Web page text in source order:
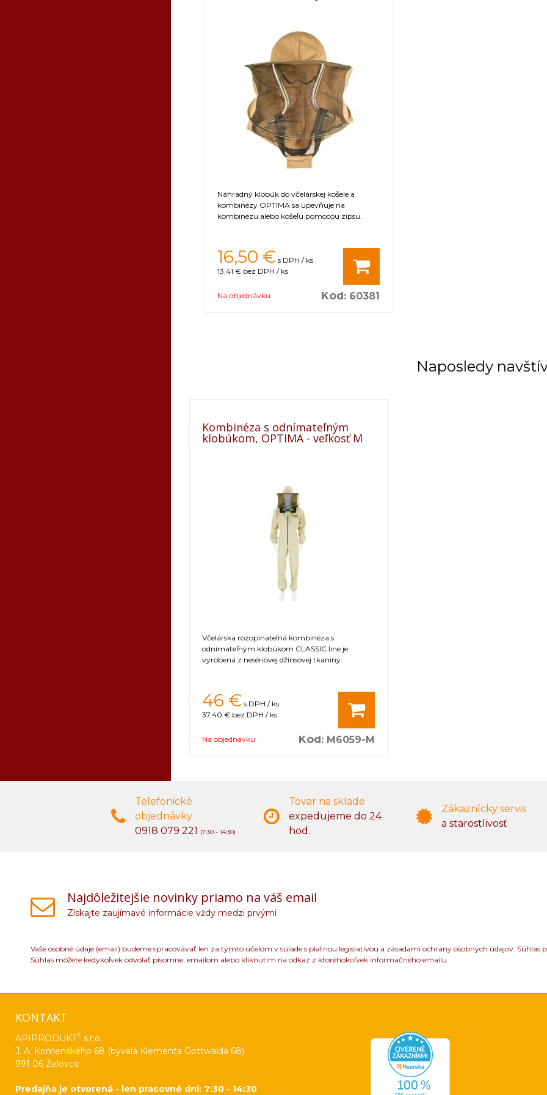
Náhradný klobúk do včelárskej košele a
kombinézy OPTIMA sa upevňuje na
kombinézu alebo košeľu pomocou zipsu.
16,50 € s DPH / ks
13,41 € bez DPH / ks
Na objednávku Kód: 60381
Naposledy
Kombinéza s odnímateľným
klobúkom, OPTIMA - veľkosť M
Včelárska rozopínateľná kombinéza s
odnímateľným klobúkom CLASSIC line je
vyrobená z nesériovej džínsovej tkaniny.
46 € s DPH / ks
37,40 € bez DPH / ks
Na objednávku Kód: M6059-M
Telefonické
objednávky
0918 079 221 (7:30 - 14:30)
Tovar na sklade
expedujeme do 24
hod.
Zákaznícky servis
a starostlivosť
Najdôležitejšie novinky priamo na váš email
Získajte zaujímavé informácie vždy medzi prvými
Vaše osobné údaje (email) budeme spracovávať len za týmto účelom v súlade s platnou legislatívou a zásadami ochrany osobných údajov.
Súhlas môžete kedykoľvek odvolať písomne, emailom alebo kliknutím na odkaz z ktoréhokoľvek informačného emailu.
KONTAKT
APIPRODUKT® s.r.o.
J. A. Komenského 68 (bývalá Klementa Gottwalda 68)
991 06 Želovce
Predajňa je otvorená - len pracovné dni: 7:30 - 14:30